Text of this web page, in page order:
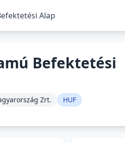
Alap
Befektetési
Zrt. HUF